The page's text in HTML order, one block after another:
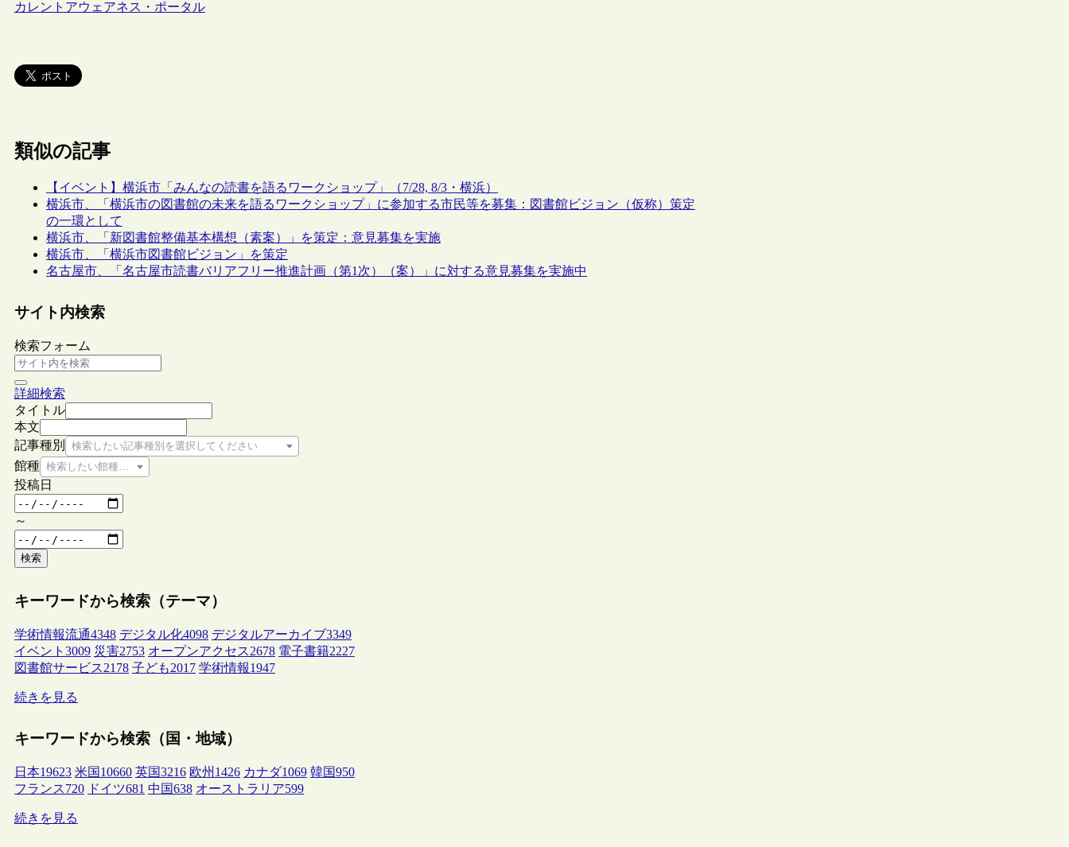
カレントアウェアネス・ポータル
類似の記事
【イベント】横浜市「みんなの読書を語るワークショップ」（7/28, 8/3・横浜）
横浜市、「横浜市の図書館の未来を語るワークショップ」に参加する市民等を募集：図書館ビジョン（仮称）策定
の一環として
横浜市、「新図書館整備基本構想（素案）」を策定：意見募集を実施
横浜市、「横浜市図書館ビジョン」を策定
名古屋市、「名古屋市読書バリアフリー推進計画（第1次）（案）」に対する意見募集を実施中
サイト内検索
検索フォーム
詳細検索
タイトル
本文
記事種別
検索したい記事種別を選択してください
館種 検索したい館種を選択してください
投稿日
～
検索
キーワードから検索（テーマ）
学術情報流通4348 デジタル化4098 デジタルアーカイブ3349
イベント 3009 災害2753 オープンアクセス2678 電子書籍2227
図書館サービス2178 子ども2017 学術情報1947
続きを見る
キーワードから検索（国・地域）
日本19623 米国 10660 英国3216 欧州 1426 カナダ1069 韓国950
フランス720 ドイツ681 中国638 オーストラリア599
続きを見る